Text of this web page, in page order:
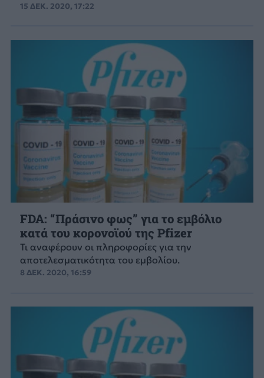
15 ΔΕΚ. 2020, 17:22
FDA: “Πράσινο φως” για το εμβόλιο
κατά του κορονοϊού της Pfizer
Τι αναφέρουν οι πληροφορίες για την
αποτελεσματικότητα του εμβολίου.
8 ΔΕΚ. 2020, 16:59